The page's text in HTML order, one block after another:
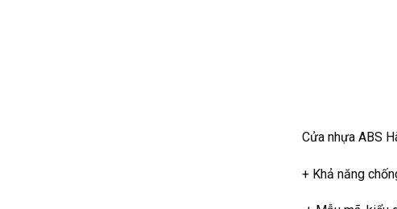
Cửa nhựa ABS
+ Khả năng